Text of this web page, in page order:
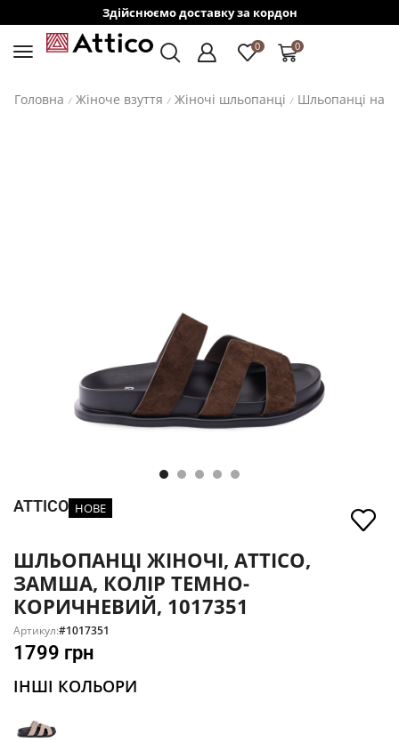
Здійснюємо доставку за кордон
0 0
Головна / Жіноче взуття / Жіночі шльопанці / Шльопанці на
ATTICO НОВЕ
ШЛЬОПАНЦІ ЖІНОЧІ, ATTICO,
ЗАМША, КОЛІР ТЕМНО-
КОРИЧНЕВИЙ, 1017351
Артикул:#1017351
1799 грн
ІНШІ КОЛЬОРИ